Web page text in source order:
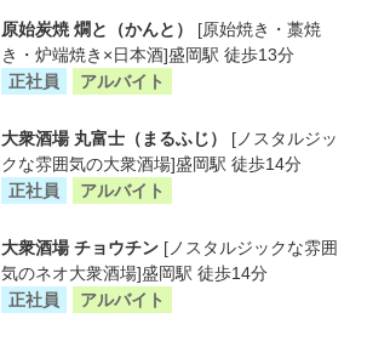
原始炭焼 燗と（かんと）
[原始焼き・藁焼
き・炉端焼き×日本酒]盛岡駅 徒歩13分
正社員
アルバイト
大衆酒場 丸富士（まるふじ）
[ノスタルジッ
クな雰囲気の大衆酒場]盛岡駅 徒歩14分
正社員
アルバイト
大衆酒場 チョウチン [ノスタルジックな雰囲
気のネオ大衆酒場]盛岡駅 徒歩14分
正社員
アルバイト